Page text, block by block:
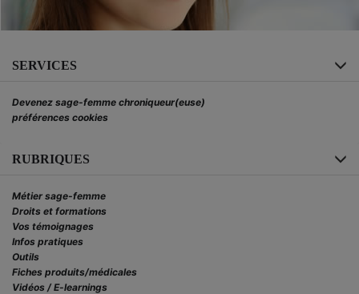
SERVICES
Devenez sage-femme chroniqueur(euse)
préférences cookies
RUBRIQUES
Métier sage-femme
Droits et formations
Vos témoignages
Infos pratiques
Outils
Fiches produits/médicales
Vidéos / E-learnings